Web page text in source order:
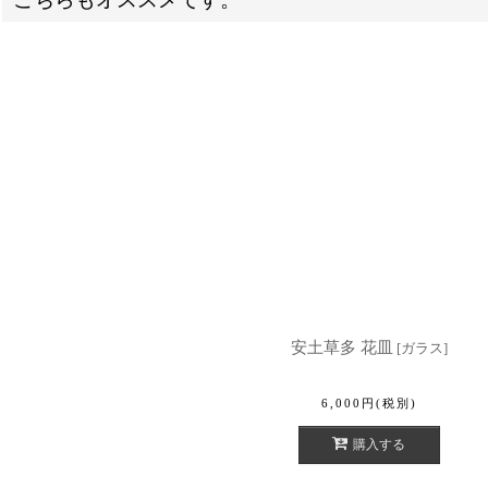
安土草多 花皿 [ガラス]
6,000 円 (税別)
購入する